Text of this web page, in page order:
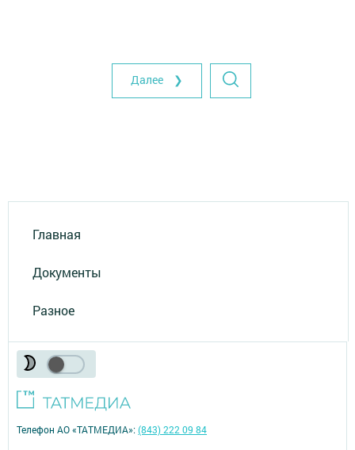
Далее ❯
Главная
Документы
Разное
Телефон АО «ТАТМЕДИА»:(843) 222 09 84